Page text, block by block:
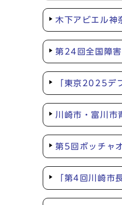
木下アビエル神
第24回全国障
「東京2025デ
川崎市・富川市
第5回ボッチャ
「第4回川崎市